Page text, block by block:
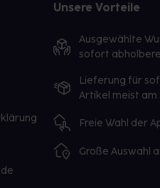
Unsere Vorteile
Ausgewählte
sofort
Lieferung für
Artikel meist am
Freie Wahl der
Große Auswahl